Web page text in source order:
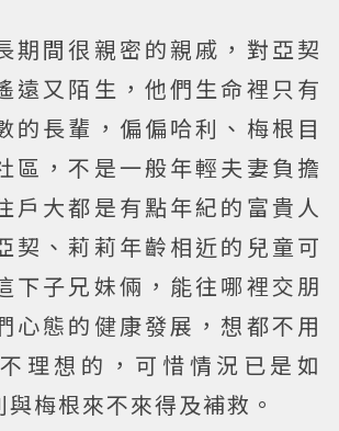
期間很親密的親戚，對亞契
遠又陌生，他們生命裡只有
的長輩，偏偏哈利、梅根目
區，不是一般年輕夫妻負擔
戶大都是有點年紀的富貴人
契、莉莉年齡相近的兒童可
下子兄妹倆，能往哪裡交朋
心態的健康發展，想都不用
理想的，可惜情況已是如
梅根來不來得及補救。